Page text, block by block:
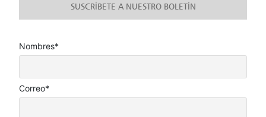
SUSCRÍBETE A NUESTRO BOLETÍN
Nombres*
Correo*